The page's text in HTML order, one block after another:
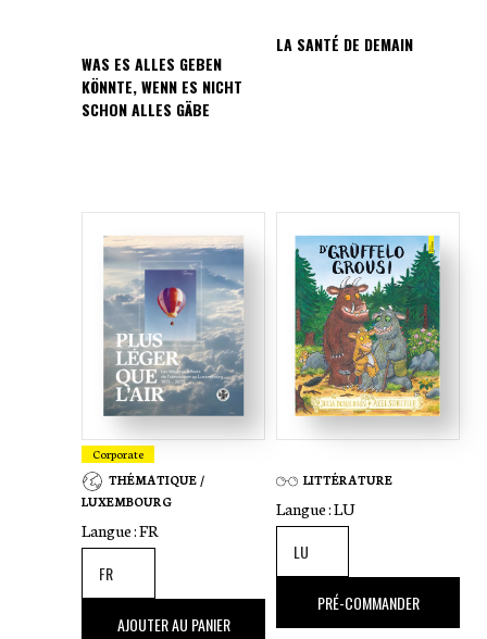
WAS ES ALLES GEBEN
KÖNNTE, WENN ES NICHT
SCHON ALLES GÄBE
LA SANTÉ DE DEMAIN
Corporate
THÉMATIQUE /
LUXEMBOURG
Langue :FR
,00 €
AJOUTER AU PANIER
LITTÉRATURE
Langue :LU
,00 €
PRÉ-COMMANDER